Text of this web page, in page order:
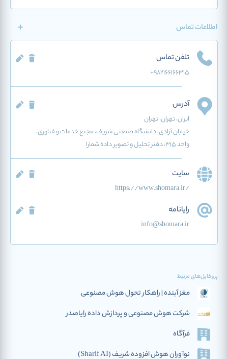
اطلاعات تماس
تلفن تماس
+982166166315
آدرس
ایران، تهران، تهران
خیابان آزادی، دانشگاه صنعتی شریف، مجتع خدمات و فناوری،
واحد ۳۱۵، دفتر تحلیل و تصویر داده شمارا
سایت
https://www.shomara.ir/
رایانامه
info@shomara.ir
پروفایل‌های مرتبط
مغز آینده | راهکار تحول هوش مصنوعی
شرکت هوش مصنوعی و پردازش داده رایاصدر
فرآگاه
نوآوران هوش افزوده‌ شریف (Sharif AI)